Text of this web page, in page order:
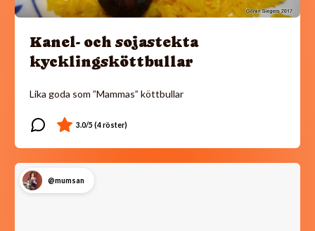
Kanel- och sojastekta
kycklingsköttbullar
Lika goda som ”Mammas” köttbullar
@mumsan